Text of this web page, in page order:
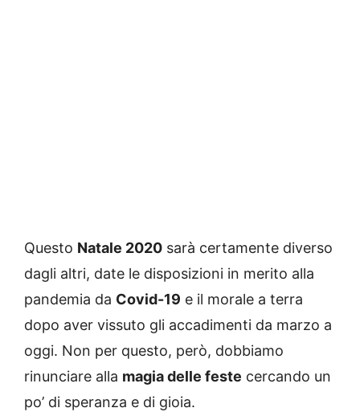
Questo Natale 2020 sarà certamente diverso
dagli altri, date le disposizioni in merito alla
pandemia da Covid-19 e il morale a terra
dopo aver vissuto gli accadimenti da marzo a
oggi. Non per questo, però, dobbiamo
rinunciare alla magia delle feste cercando un
po’ di speranza e di gioia.